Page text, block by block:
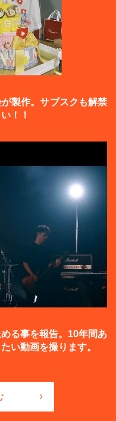
製作。サブスクも解禁
！！
る事を報告。10年間あ
い動画を撮ります。